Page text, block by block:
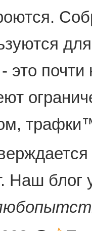
это почти
Наш блог